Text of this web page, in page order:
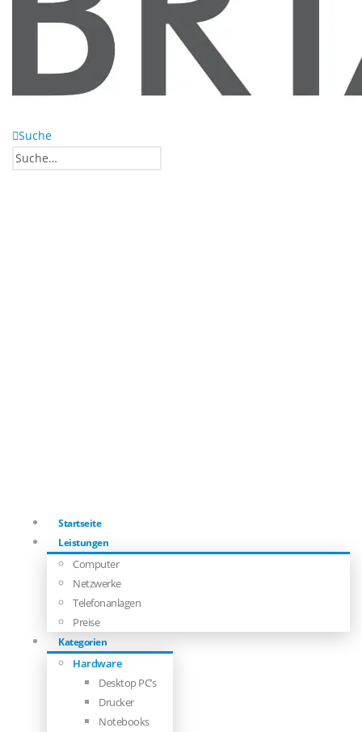
Suche
Startseite
Leistungen
Computer
Netzwerke
Telefonanlagen
Preise
Kategorien
Hardware
Desktop PC’s
Drucker
Notebooks